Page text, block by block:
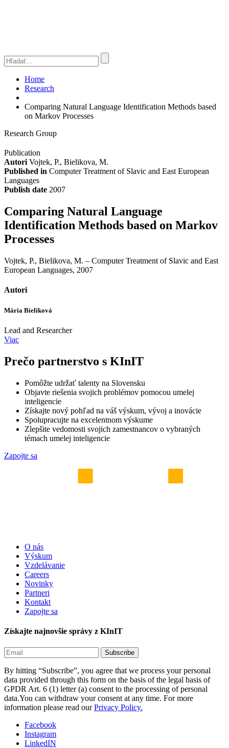
Home
Research
Comparing Natural Language Identification Methods based
on Markov Processes
Research Group
Publication
Autori Vojtek, P., Bielikova, M.
Published in Computer Treatment of Slavic and East European
Languages
Publish date 2007
Comparing Natural Language
Identification Methods based on Markov
Processes
Vojtek, P., Bielikova, M. – Computer Treatment of Slavic and East
European Languages, 2007
Autori
Mária Bieliková
Lead and Researcher
Viac
Prečo partnerstvo s KInIT
Pomôžte udržať talenty na Slovensku
Objavte riešenia svojich problémov pomocou umelej
inteligencie
Získajte nový pohľad na váš výskum, vývoj a inovácie
Spolupracujte na excelentnom výskume
Zlepšite vedomosti svojich zamestnancov o vybraných
témach umelej inteligencie
Zapojte sa
O nás
Výskum
Vzdelávanie
Careers
Novinky
Partneri
Kontakt
Zapojte sa
Získajte najnovšie správy z KInIT
By hitting “Subscribe”, you agree that we process your personal
data provided through this form on the basis of the legal basis of
GPDR Art. 6 (1) letter (a) consent to the processing of personal
data.You can withdraw your consent at any time. For more
information please read ourPrivacy Policy.
Facebook
Instagram
LinkedIN